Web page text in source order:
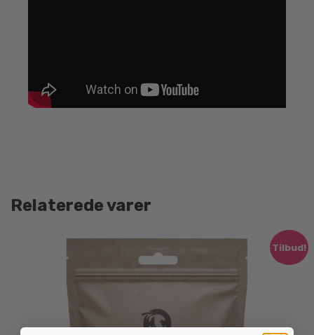
Relaterede varer
Tilbud!